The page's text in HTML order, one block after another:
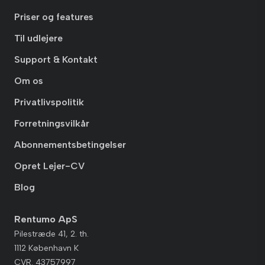
Priser og features
Til udlejere
Support & Kontakt
Om os
Privatlivspolitik
Forretningsvilkår
Abonnementsbetingelser
Opret Lejer-CV
Blog
Rentumo ApS
Pilestræde 41, 2. th.
1112 København K
CVR. 43757997